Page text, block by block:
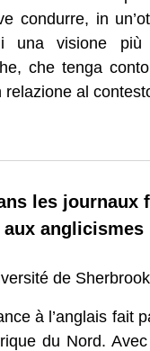
condurre, in
una visione più
che tenga
al
les journaux
aux anglicismes
de
à l’anglais fait
du Nord.